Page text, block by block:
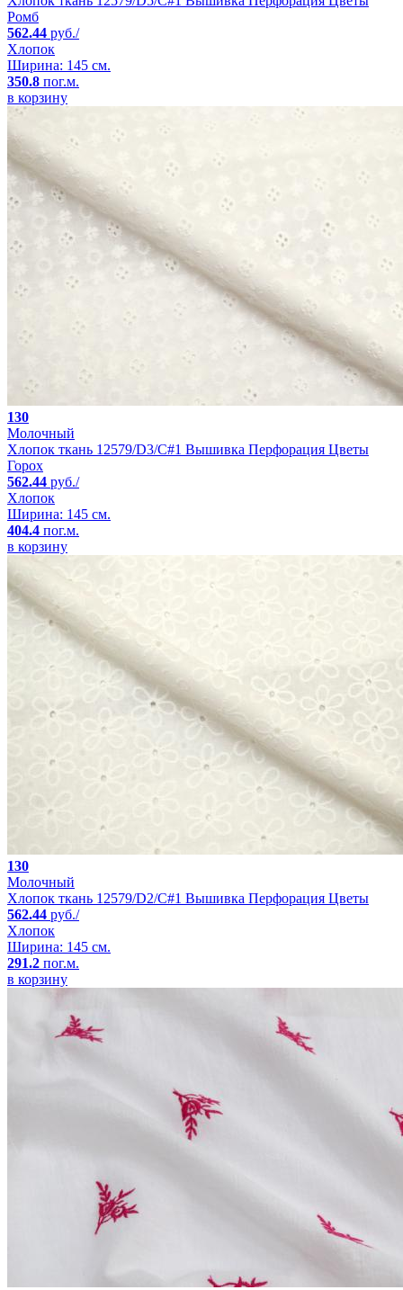
Ромб
562.44 руб./
Хлопок
Ширина: 145 см.
350.8 пог.м.
в корзину
130
Молочный
Хлопок ткань 12579/D3/C#1 Вышивка Перфорация Цветы
Горох
562.44 руб./
Хлопок
Ширина: 145 см.
404.4 пог.м.
в корзину
130
Молочный
Хлопок ткань 12579/D2/C#1 Вышивка Перфорация Цветы
562.44 руб./
Хлопок
Ширина: 145 см.
291.2 пог.м.
в корзину